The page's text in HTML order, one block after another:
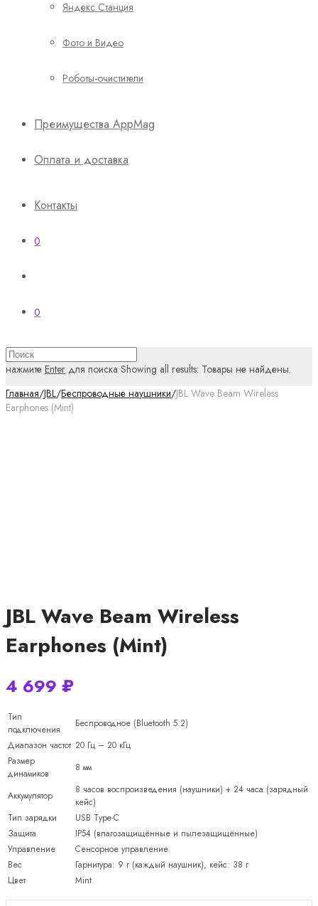
Яндекс Станция
Фото и Видео
Роботы-очистители
Преимущества AppMag
Оплата и доставка
Контакты
0
0
нажмите Enter для поиска Showing all results: Товары не найдены.
Главная/JBL/Беспроводные наушники/JBL Wave Beam Wireless
Earphones (Mint)
JBL Wave Beam Wireless
Earphones (Mint)
4 699 ₽
Тип
подключения
Беспроводное (Bluetooth 5.2)
Диапазон частот 20 Гц – 20 кГц
Размер
динамиков
8 мм
Аккумулятор
8 часов воспроизведения (наушники) + 24 часа (зарядный
кейс)
Тип зарядки
USB Type-C
Защита
IP54 (влагозащищённые и пылезащищённые)
Управление
Сенсорное управление
Вес
Гарнитура: 9 г (каждый наушник), кейс: 38 г
Цвет
Mint